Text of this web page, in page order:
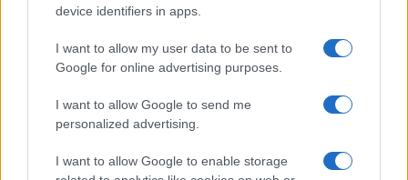
device identifiers in apps.
I want to allow my user data to be sent to
Google for online advertising purposes.
I want to allow Google to send me
personalized advertising.
I want to allow Google to enable storage
Frasi dei film
Frasi film più lette
Incipit dei film
Film più cercati
Frasi sul cinema
SERVIZI